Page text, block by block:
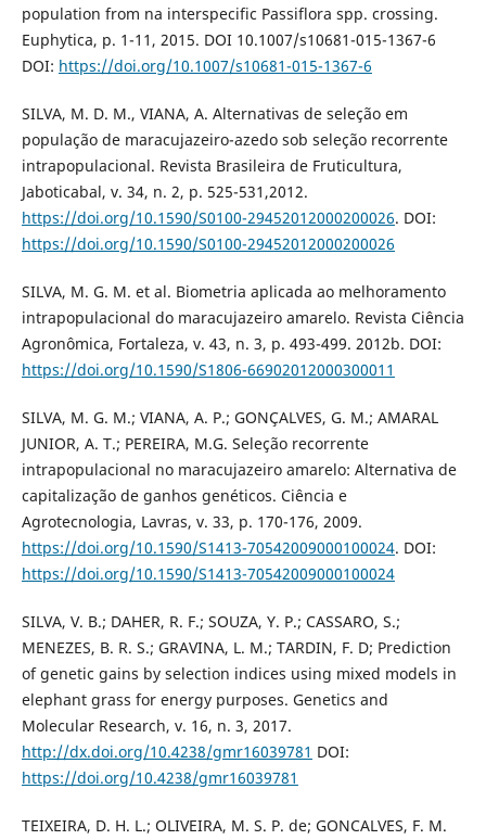
population from na interspecific Passiflora spp. crossing.
Euphytica, p. 1-11, 2015. DOI 10.1007/s10681-015-1367-6
DOI: https://doi.org/10.1007/s10681-015-1367-6
SILVA, M. D. M., VIANA, A. Alternativas de seleção em
população de maracujazeiro-azedo sob seleção recorrente
intrapopulacional. Revista Brasileira de Fruticultura,
Jaboticabal, v. 34, n. 2, p. 525-531,2012.
https://doi.org/10.1590/S0100-29452012000200026. DOI:
https://doi.org/10.1590/S0100-29452012000200026
SILVA, M. G. M. et al. Biometria aplicada ao melhoramento
intrapopulacional do maracujazeiro amarelo. Revista Ciência
Agronômica, Fortaleza, v. 43, n. 3, p. 493-499. 2012b. DOI:
https://doi.org/10.1590/S1806-66902012000300011
SILVA, M. G. M.; VIANA, A. P.; GONÇALVES, G. M.; AMARAL
JUNIOR, A. T.; PEREIRA, M.G. Seleção recorrente
intrapopulacional no maracujazeiro amarelo: Alternativa de
capitalização de ganhos genéticos. Ciência e
Agrotecnologia, Lavras, v. 33, p. 170-176, 2009.
https://doi.org/10.1590/S1413-70542009000100024. DOI:
https://doi.org/10.1590/S1413-70542009000100024
SILVA, V. B.; DAHER, R. F.; SOUZA, Y. P.; CASSARO, S.;
MENEZES, B. R. S.; GRAVINA, L. M.; TARDIN, F. D; Prediction
of genetic gains by selection indices using mixed models in
elephant grass for energy purposes. Genetics and
Molecular Research, v. 16, n. 3, 2017.
http://dx.doi.org/10.4238/gmr16039781 DOI:
https://doi.org/10.4238/gmr16039781
TEIXEIRA, D. H. L.; OLIVEIRA, M. S. P. de; GONCALVES, F. M.